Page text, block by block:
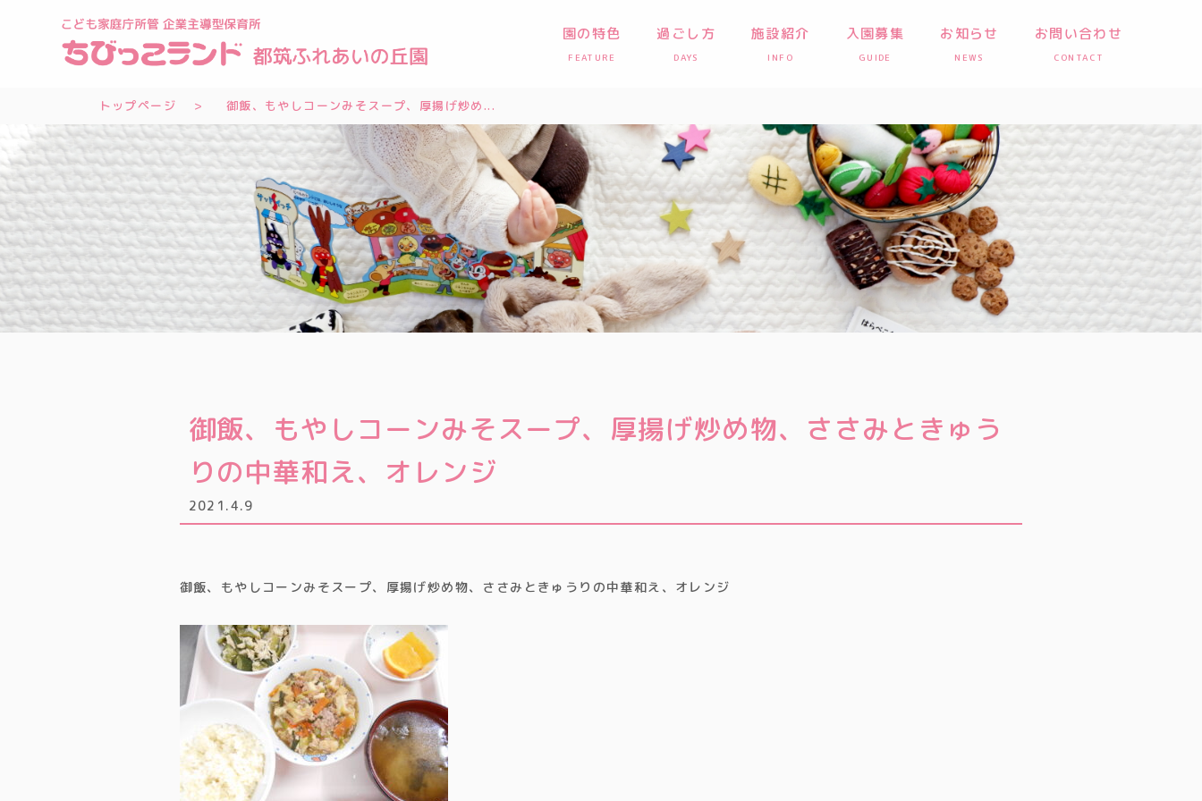
園の特色
FEATURE
過ごし方
DAYS
施設紹介
INFO
入園募集
GUIDE
お知らせ
NEWS
お問い合わせ
CONTACT
トップページ 御飯、もやしコーンみそスープ、厚揚げ炒め...
御飯、もやしコーンみそスープ、厚揚げ炒め物、ささみときゅう
りの中華和え、オレンジ
2021.4.9
御飯、もやしコーンみそスープ、厚揚げ炒め物、ささみときゅうりの中華和え、オレンジ